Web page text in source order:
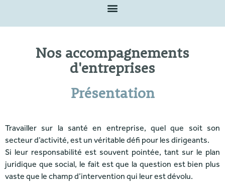
Nos accompagnements
d'entreprises
Présentation
Travailler sur la santé en entreprise, quel que soit son
secteur d’activité, est un véritable défi pour les dirigeants.
Si leur responsabilité est souvent pointée, tant sur le plan
juridique que social, le fait est que la question est bien plus
vaste que le champ d’intervention qui leur est dévolu.